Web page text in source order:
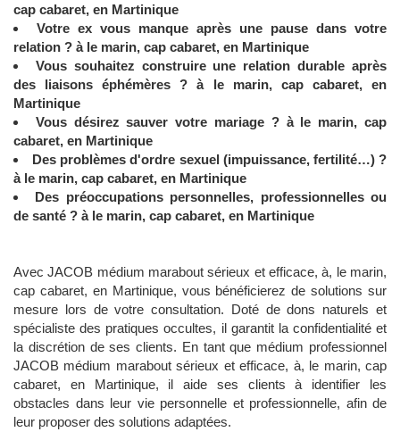
cap cabaret, en Martinique
Votre ex vous manque après une pause dans votre
relation ? à le marin, cap cabaret, en Martinique
Vous souhaitez construire une relation durable après
des liaisons éphémères ? à le marin, cap cabaret, en
Martinique
Vous désirez sauver votre mariage ? à le marin, cap
cabaret, en Martinique
Des problèmes d'ordre sexuel (impuissance, fertilité…) ?
à le marin, cap cabaret, en Martinique
Des préoccupations personnelles, professionnelles ou
de santé ? à le marin, cap cabaret, en Martinique
Avec JACOB médium marabout sérieux et efficace, à, le marin,
cap cabaret, en Martinique, vous bénéficierez de solutions sur
mesure lors de votre consultation. Doté de dons naturels et
spécialiste des pratiques occultes, il garantit la confidentialité et
la discrétion de ses clients. En tant que médium professionnel
JACOB médium marabout sérieux et efficace, à, le marin, cap
cabaret, en Martinique, il aide ses clients à identifier les
obstacles dans leur vie personnelle et professionnelle, afin de
leur proposer des solutions adaptées.